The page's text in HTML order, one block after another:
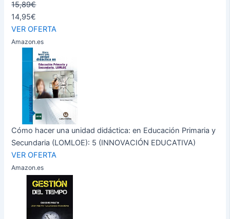
15,89€
14,95€
VER OFERTA
Amazon.es
Cómo hacer una unidad didáctica: en Educación Primaria y
Secundaria (LOMLOE): 5 (INNOVACIÓN EDUCATIVA)
VER OFERTA
Amazon.es